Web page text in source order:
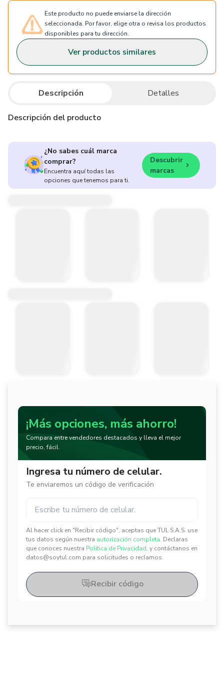
Este producto no puede enviarse la dirección
seleccionada. Por favor, elige otra o revisa los productos
disponibles para tu dirección.
Ver productos similares
Descripción Detalles
Descripción del producto
¿No sabes cuál marca
comprar?
Encuentra aquí todas las
opciones que tenemos para ti.
Descubrir
marcas
¡Más opciones, más ahorro!
Compara entre vendedores destacados y lleva el mejor
precio, fácil.
Ingresa tu número de celular.
Te enviaremos un código de verificación
Al hacer click en "Recibir código", aceptas que TUL S.A.S. use
tus datos según nuestra autorización completa. Declaras
que conoces nuestra Política de Privacidad. y contáctanos en
datos@soytul.com para solicitudes o reclamos.
✕
✕
Recibir código